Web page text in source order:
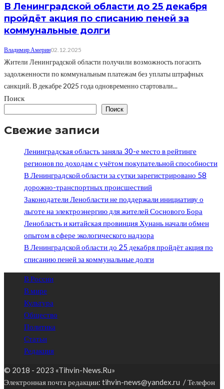
В Ленинградской области до 25 декабря
пройдёт акция по списанию пеней за
коммунальные долги
Владимир Америн02.12.2025
Жители Ленинградской области получили возможность погасить
задолженности по коммунальным платежам без уплаты штрафных
санкций. В декабре 2025 года одновременно стартовали...
Поиск
Поиск
Свежие записи
Ленинградская область заняла 30-е место в рейтинге
регионов по доходам с учётом покупательной способности
В Ленинградской области за сутки зарегистрировано 58
дорожно-транспортных происшествий
Законодатели Ленобласти не поддержали инициативу о
льготе на электроэнергию для жителей Соснового Бора
Ленобласть и китайская провинция Хунань начали обмен
опытом в сфере экологического надзора
В Ленинградской области до 25 декабря пройдёт акция по
списанию пеней за коммунальные долги
В России
В мире
Культура
Общество
Политика
Статьи
Редакция
© 2018 - 2023 «Tihvin-News.Ru»
Электронная почта редакции: tihvin-news@yandex.ru / Телефон